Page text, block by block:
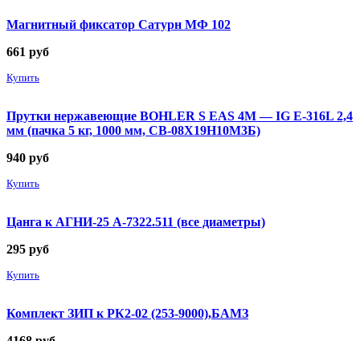
Магнитный фиксатор Сатурн МФ 102
661 руб
Купить
Прутки нержавеющие BOHLER S EAS 4M — IG E-316L 2,4
мм (пачка 5 кг, 1000 мм, СВ-08Х19Н10М3Б)
940 руб
Купить
Цанга к АГНИ-25 А-7322.511 (все диаметры)
295 руб
Купить
Комплект ЗИП к РК2-02 (253-9000),БАМЗ